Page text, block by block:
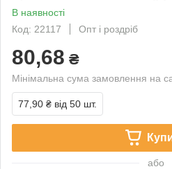
В наявності
Код: 22117
Опт і роздріб
80,68 ₴
Мінімальна сума замовлення на
77,90 ₴ від 50 шт.
або